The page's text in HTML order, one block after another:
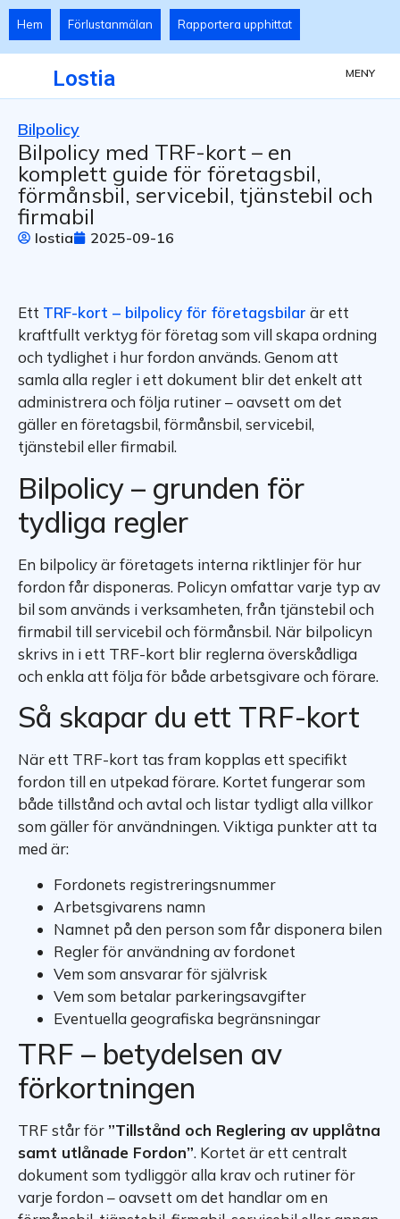
Hem Förlustanmälan Rapportera upphittat
Lostia MENY
Bilpolicy
Bilpolicy med TRF-kort – en
komplett guide för företagsbil,
förmånsbil, servicebil, tjänstebil och
firmabil
lostia 2025-09-16
Ett TRF-kort – bilpolicy för företagsbilar är ett
kraftfullt verktyg för företag som vill skapa ordning
och tydlighet i hur fordon används. Genom att
samla alla regler i ett dokument blir det enkelt att
administrera och följa rutiner – oavsett om det
gäller en företagsbil, förmånsbil, servicebil,
tjänstebil eller firmabil.
Bilpolicy – grunden för
tydliga regler
En bilpolicy är företagets interna riktlinjer för hur
fordon får disponeras. Policyn omfattar varje typ av
bil som används i verksamheten, från tjänstebil och
firmabil till servicebil och förmånsbil. När bilpolicyn
skrivs in i ett TRF-kort blir reglerna överskådliga
och enkla att följa för både arbetsgivare och förare.
Så skapar du ett TRF-kort
När ett TRF-kort tas fram kopplas ett specifikt
fordon till en utpekad förare. Kortet fungerar som
både tillstånd och avtal och listar tydligt alla villkor
som gäller för användningen. Viktiga punkter att ta
med är:
Fordonets registreringsnummer
Arbetsgivarens namn
Namnet på den person som får disponera bilen
Regler för användning av fordonet
Vem som ansvarar för självrisk
Vem som betalar parkeringsavgifter
Eventuella geografiska begränsningar
TRF – betydelsen av
förkortningen
TRF står för ”Tillstånd och Reglering av upplåtna
samt utlånade Fordon”. Kortet är ett centralt
dokument som tydliggör alla krav och rutiner för
varje fordon – oavsett om det handlar om en